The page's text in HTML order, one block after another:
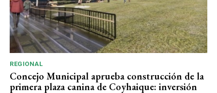
REGIONAL
Concejo Municipal aprueba construcción de la
primera plaza canina de Coyhaique: inversión